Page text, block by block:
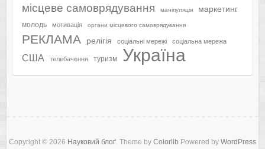
місцеве самоврядування маніпуляція маркетинг
молодь мотивація органи місцевого самоврядування
РЕКЛАМА релігія соціальні мережі соціальна мережа
США телебачення туризм Україна
Copyright © 2026 Науковий блоґ. Theme by Colorlib Powered by WordPress